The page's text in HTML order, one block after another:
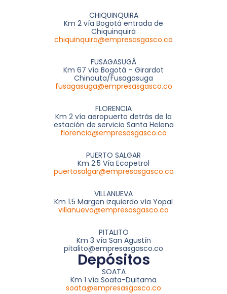
CHIQUINQUIRA
Km 2 vía Bogotá entrada de
Chiquinquirá
chiquinquira@empresasgasco.co
FUSAGASUGÁ
Km 67 vía Bogotá – Girardot
Chinauta/Fusagasuga
fusagasuga@empresasgasco.co
FLORENCIA
Km 2 vía aeropuerto detrás de la
estación de servicio Santa Helena
florencia@empresasgasco.co
PUERTO SALGAR
Km 2.5 Vía Ecopetrol
puertosalgar@empresasgasco.co
VILLANUEVA
Km 1.5 Margen izquierdo vía Yopal
villanueva@empresasgasco.co
PITALITO
Km 3 vía San Agustín
pitalito@empresasgasco.co
Depósitos
SOATA
Km 1 vía Soata-Duitama
soata@empresasgasco.co